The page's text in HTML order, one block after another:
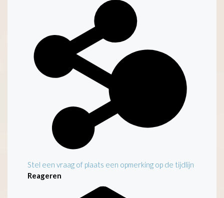
Stel een vraag of plaats een opmerking op de tijdlijn
Reageren